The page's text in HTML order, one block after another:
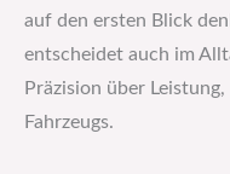
auf den ersten Blick
entscheidet auch im
Präzision über
Fahrzeugs.